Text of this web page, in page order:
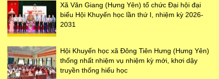
Xã Văn Giang (Hưng Yên) tổ chức Đại hội đại
biểu Hội Khuyến học lần thứ I, nhiệm kỳ 2026-
2031
Hội Khuyến học xã Đông Tiên Hưng (Hưng Yên)
thống nhất nhiệm vụ nhiệm kỳ mới, khơi dậy
truyền thống hiếu học